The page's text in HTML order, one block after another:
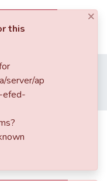
01. Кваліфікаційні випускні роботи здобувачів вищої освіти
Бакалаври ФПСР
студентів-
×
this
server/ap
efed-